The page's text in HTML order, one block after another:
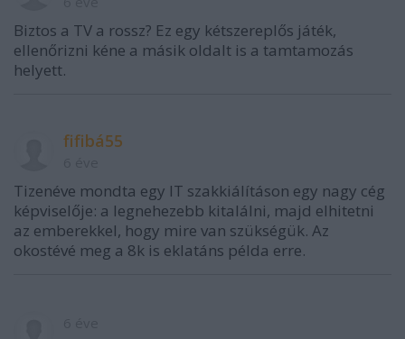
Biztos a TV a rossz? Ez egy kétszereplős játék,
ellenőrizni kéne a másik oldalt is a tamtamozás
helyett.
fifibá55
Tizenéve mondta egy IT szakkiálításon egy nagy cég
képviselője: a legnehezebb kitalálni, majd elhitetni
az emberekkel, hogy mire van szükségük. Az
okostévé meg a 8k is eklatáns példa erre.